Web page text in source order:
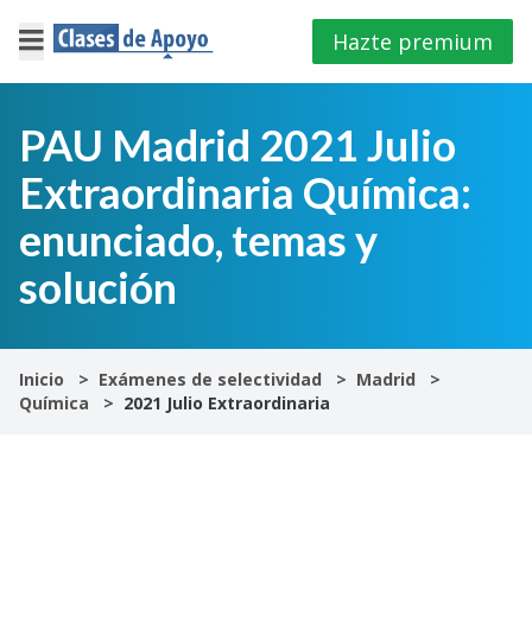
×
Iniciar
sesión
4º
E.S.O
1º
Bachillerato
Hazte premium
PAU Madrid 2021 Julio
Extraordinaria Química:
enunciado, temas y
solución
Inicio Exámenes de selectividad
Madrid
Química
2021 Julio Extraordinaria